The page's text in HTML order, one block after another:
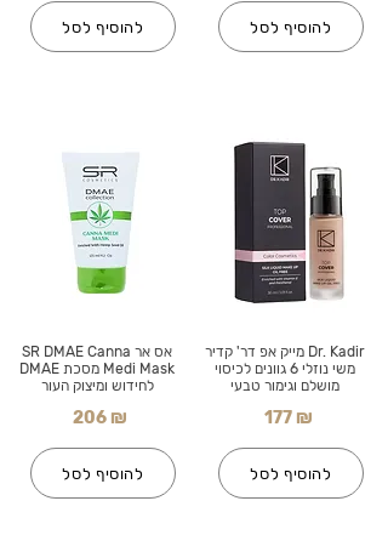
להוסיף לסל
אס אר SR DMAE Canna
Medi Mask מסכת DMAE
לחידוש ומיצוק העור
206 ₪
להוסיף לסל
להוסיף לסל
Dr. Kadir מייק אפ דר' קדיר
משי נוזלי 6 גוונים לכיסוי
מושלם וגימור טבעי
177 ₪
להוסיף לסל